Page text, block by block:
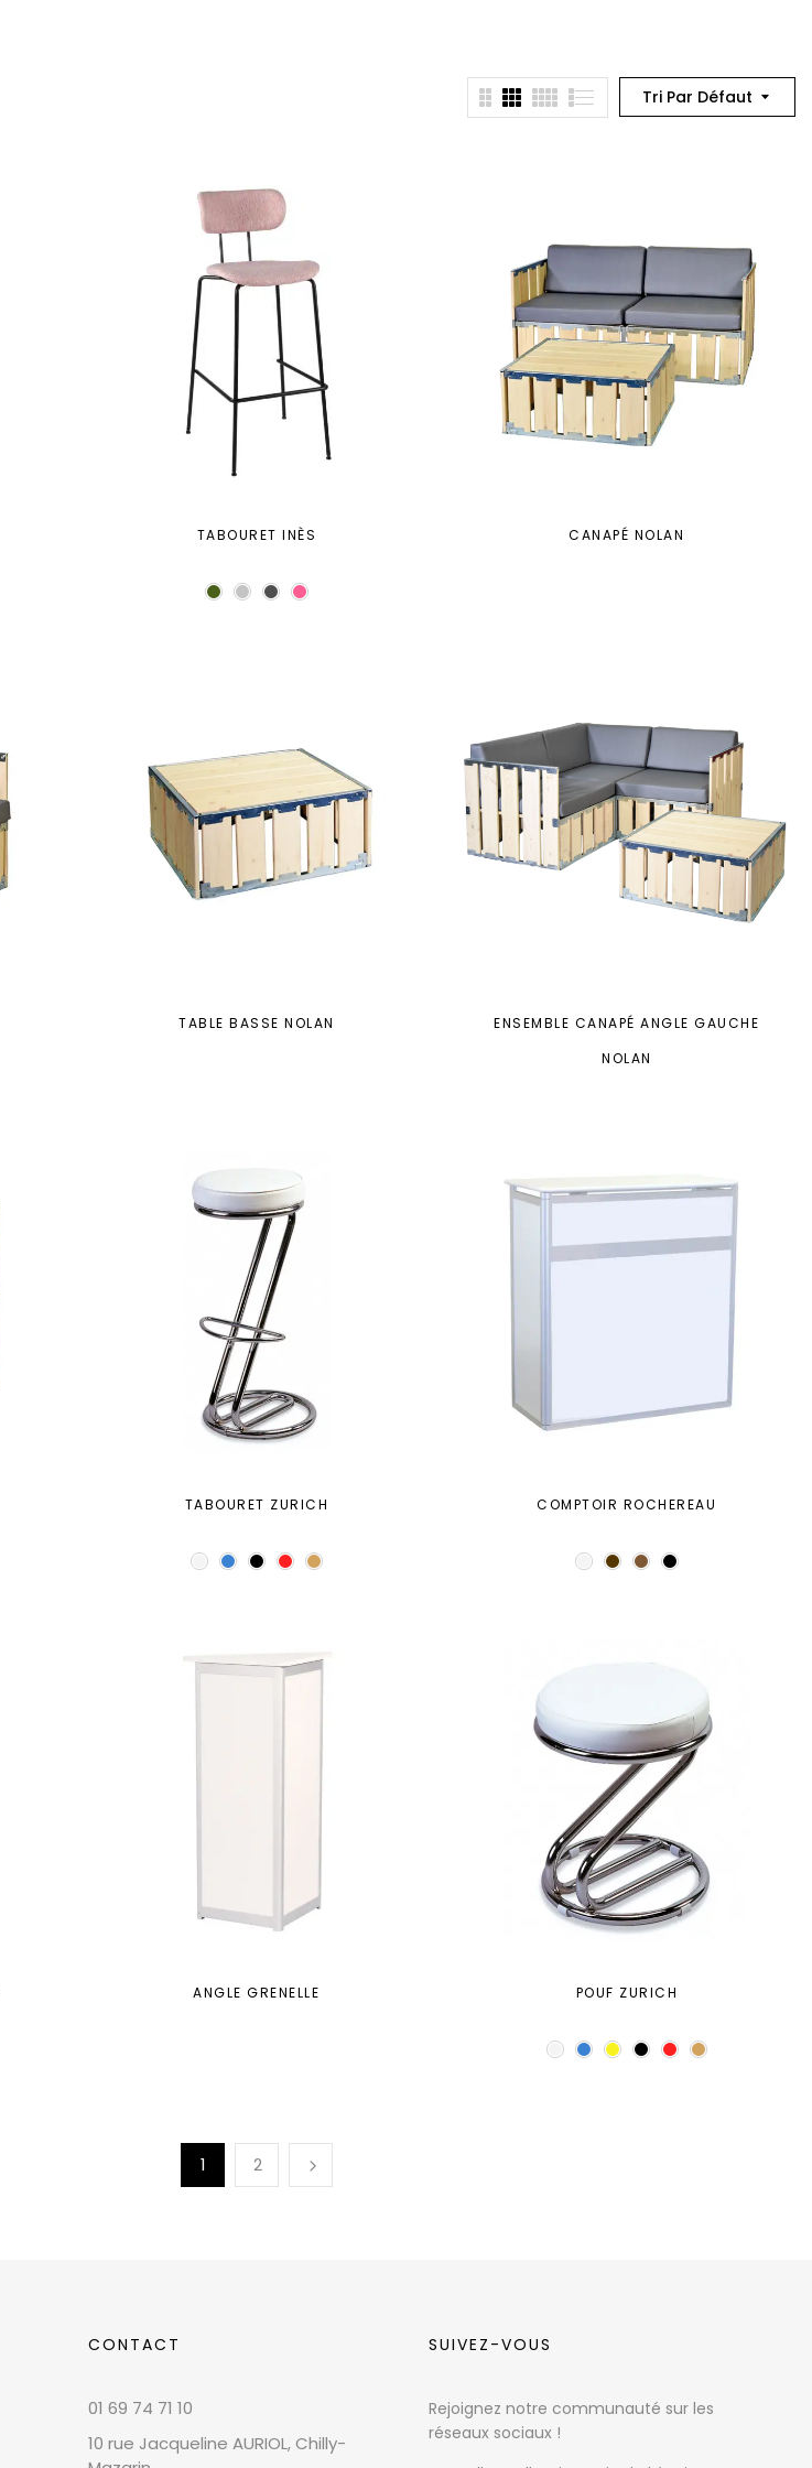
Tri Par Défaut
TABOURET INÈS CANAPÉ NOLAN
TABLE BASSE NOLAN
ENSEMBLE CANAPÉ ANGLE GAUCHE
NOLAN
TABOURET ZURICH COMPTOIR ROCHEREAU
ANGLE GRENELLE POUF ZURICH
1 2
CONTACT
01 69 74 71 10
10 rue Jacqueline AURIOL, Chilly-
SUIVEZ-VOUS
Rejoignez notre communauté sur les
réseaux sociaux !